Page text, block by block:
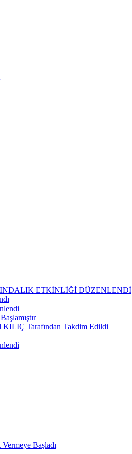
ETKİNLİĞİ DÜZENLENDİ
KILIÇ Tarafından Takdim Edildi
Başladı